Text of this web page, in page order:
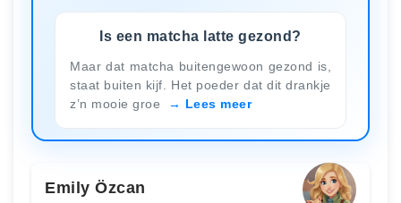
Is een matcha latte gezond?
Maar dat matcha buitengewoon gezond is,
staat buiten kijf. Het poeder dat dit drankje
z’n mooie groe
Lees meer
Emily Özcan